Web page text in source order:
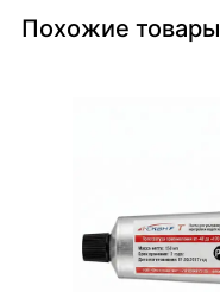
Похожие товары